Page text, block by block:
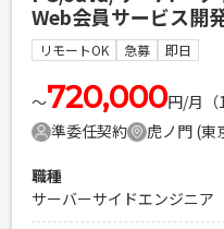
・Gitを使用したチーム開発
力の高い方（★重要）
Laravelを用いた開発経
エンジニア複数人のチー
Web会員サービス開
リモートOK 急募 即日
〜720,000円/月（
準委任契約
虎ノ門 (東
職種
サーバーサイドエンジニア